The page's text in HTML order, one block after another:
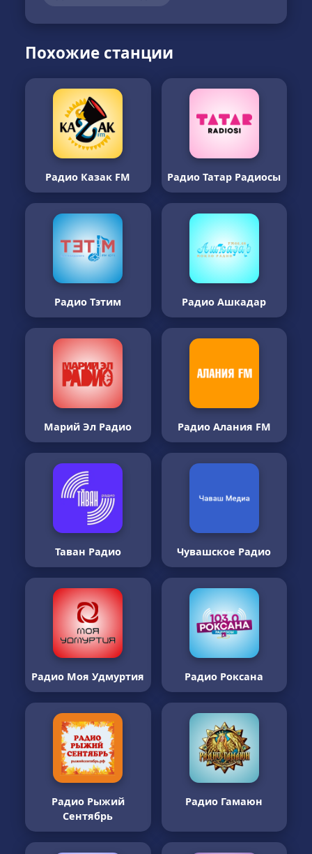
Похожие станции
Радио Казак FM Радио Татар Радиосы
Радио Тэтим Радио Ашкадар
Марий Эл Радио Радио Алания FM
Таван Радио Чувашское Радио
Радио Моя Удмуртия Радио Роксана
Радио Рыжий
Сентябрь
Радио Гамаюн